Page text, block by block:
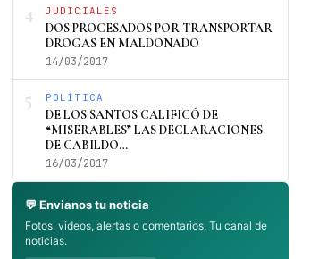
4 JUDICIALES
DOS PROCESADOS POR TRANSPORTAR
DROGAS EN MALDONADO
14/03/2017
5 POLÍTICA
DE LOS SANTOS CALIFICÓ DE
“MISERABLES” LAS DECLARACIONES
DE CABILDO…
16/03/2017
💬 Envianos tu noticia
Fotos, videos, alertas o comentarios. Tu canal de
noticias.